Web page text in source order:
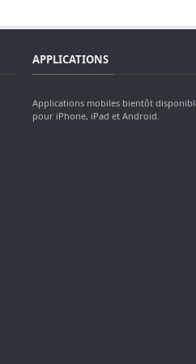
APPLICATIONS
Applications mobiles bientôt
pour iPhone, iPad et Android.